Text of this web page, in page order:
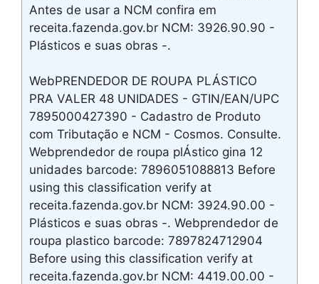
Antes de usar a NCM confira em
receita.fazenda.gov.br NCM: 3926.90.90 -
Plásticos e suas obras -.
WebPRENDEDOR DE ROUPA PLÁSTICO
PRA VALER 48 UNIDADES - GTIN/EAN/UPC
7895000427390 - Cadastro de Produto
com Tributação e NCM - Cosmos. Consulte.
Webprendedor de roupa plÁstico gina 12
unidades barcode: 7896051088813 Before
using this classification verify at
receita.fazenda.gov.br NCM: 3924.90.00 -
Plásticos e suas obras -. Webprendedor de
roupa plastico barcode: 7897824712904
Before using this classification verify at
receita.fazenda.gov.br NCM: 4419.00.00 -